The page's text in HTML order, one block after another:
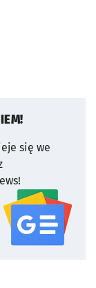
się we
serwisu